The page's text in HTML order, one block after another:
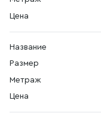
Цена
Название
Размер
Метраж
Цена